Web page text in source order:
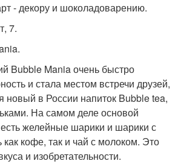
- декору и шоколадоварению.
7.
Bubble Mania очень быстро
и стала местом встречи друзей,
новый в России напиток Bubble tea,
На самом деле основой
желейные шарики и шарики с
кофе, так и чай с молоком. Это
и изобретательности.